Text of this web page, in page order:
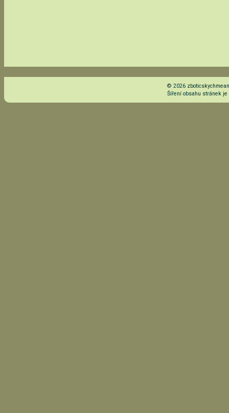
© 2026
Šíření obsahu stránek